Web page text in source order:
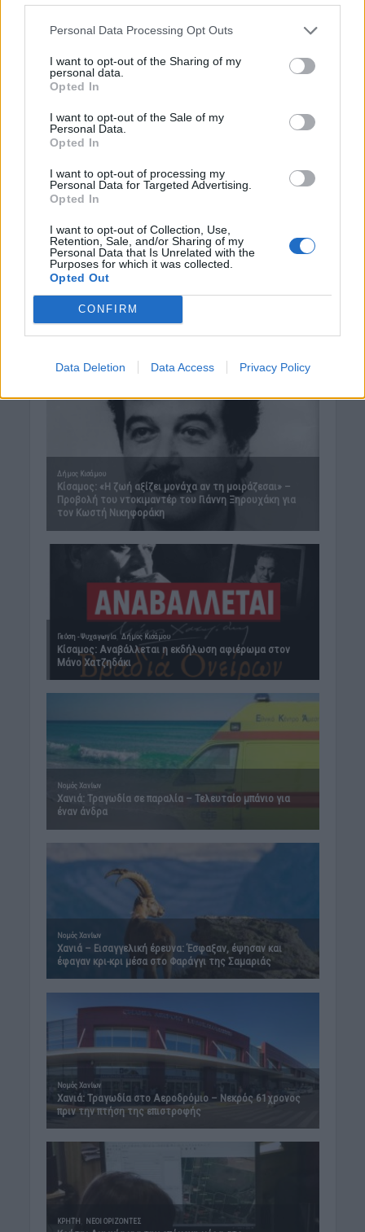
Personal Data Processing Opt Outs
I want to opt-out of the Sharing of my
personal data.
Opted In
I want to opt-out of the Sale of my
Personal Data.
Opted In
I want to opt-out of processing my
Personal Data for Targeted Advertising.
Opted In
I want to opt-out of Collection, Use,
Retention, Sale, and/or Sharing of my
Personal Data that Is Unrelated with the
Purposes for which it was collected.
Opted Out
CONFIRM
Data Deletion Data Access Privacy Policy